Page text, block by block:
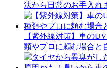
法から日常のお手入れ
【紫外線対策】車の
類やプロに頼む場合と